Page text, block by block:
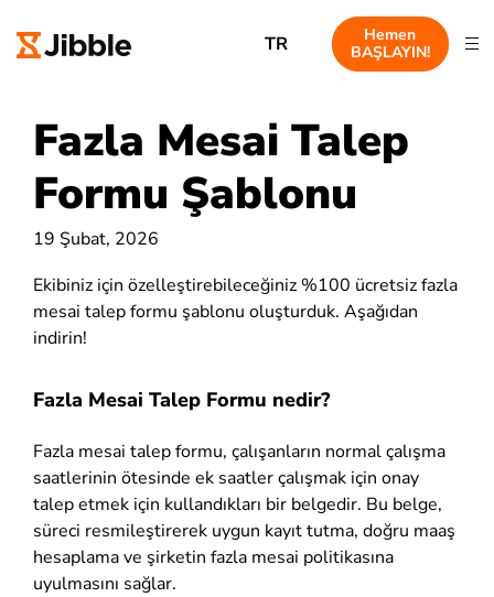
TR
Hemen
BAŞLAYIN!
Fazla Mesai Talep
Formu Şablonu
19 Şubat, 2026
Ekibiniz için özelleştirebileceğiniz %100 ücretsiz fazla
mesai talep formu şablonu oluşturduk. Aşağıdan
indirin!
Fazla Mesai Talep Formu nedir?
Fazla mesai talep formu, çalışanların normal çalışma
saatlerinin ötesinde ek saatler çalışmak için onay
talep etmek için kullandıkları bir belgedir. Bu belge,
süreci resmileştirerek uygun kayıt tutma, doğru maaş
hesaplama ve şirketin fazla mesai politikasına
uyulmasını sağlar.